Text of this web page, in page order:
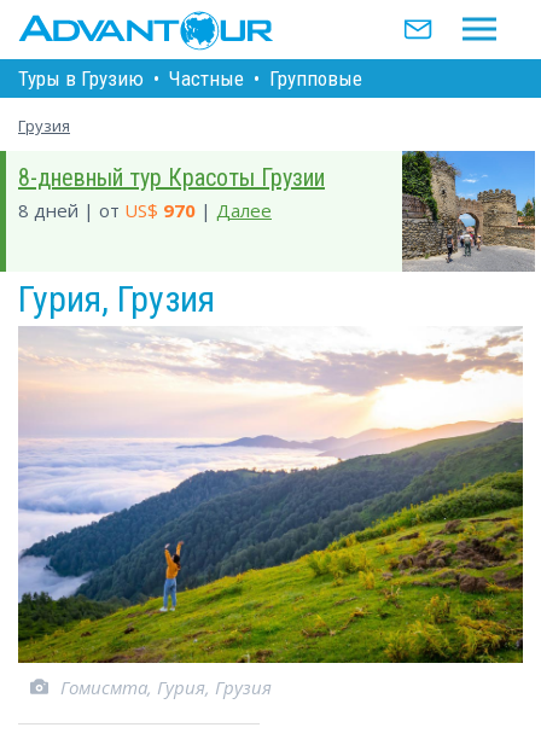
Туры в Грузию • Частные • Групповые
Грузия
8-дневный тур Красоты Грузии
8 дней | от US$ 970 | Далее
Гурия, Грузия
Гомисмта, Гурия, Грузия